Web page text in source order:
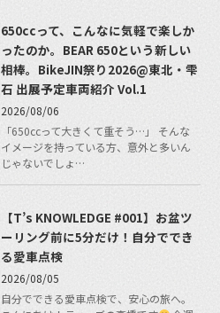
650ccって、こんなに気軽で楽しか
ったのか。BEAR 650という新しい
相棒。BikeJIN祭り2026@東北・雫
石 出展予定車両紹介 Vol.1
2026/08/06
「650ccって大きくて重そう…」 そんな
イメージを持っている方、意外と多いん
じゃないでしょ…
【T’s KNOWLEDGE #001】お盆ツ
ーリング前に5分だけ！自分ででき
る愛車点検
2026/08/05
自分でできる愛車点検で、安心の旅へ。